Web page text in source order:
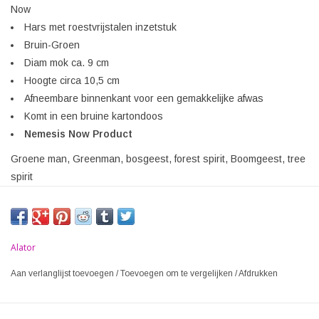
Now
Hars met roestvrijstalen inzetstuk
Bruin-Groen
Diam mok ca. 9 cm
Hoogte circa 10,5 cm
Afneembare binnenkant voor een gemakkelijke afwas
Komt in een bruine kartondoos
Nemesis Now Product
Groene man, Greenman, bosgeest, forest spirit, Boomgeest, tree
spirit
Alator
Aan verlanglijst toevoegen /Toevoegen om te vergelijken /Afdrukken